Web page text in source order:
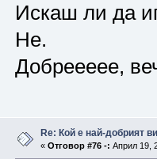
Искаш ли да
Не.
Добреееее,
Re: Кой е най-добрият
« Отговор #76 -: Април 19,